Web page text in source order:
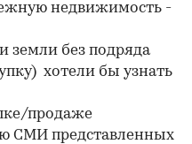
недвижимость -
земли без подряда
хотели бы узнать
продаже
СМИ представленных